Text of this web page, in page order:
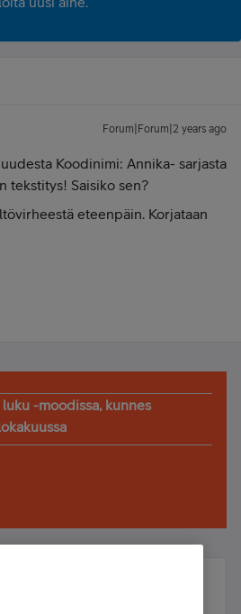
Forum|Forum|2 years ago
Koodinimi: Annika- sarjasta
tekstitys! Saisiko sen?
eteenpäin. Korjataan
-moodissa, kunnes
ja voita!